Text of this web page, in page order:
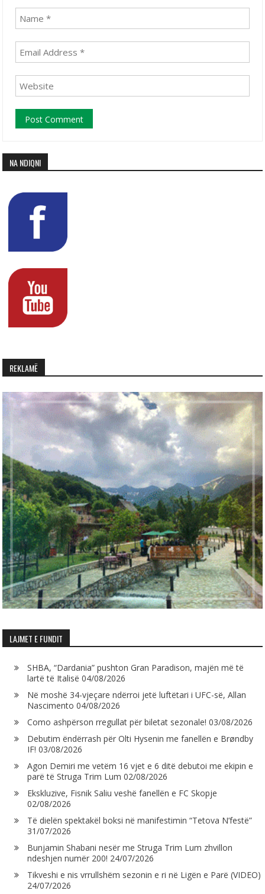
NA NDIQNI
REKLAMË
LAJMET E FUNDIT
SHBA, “Dardania” pushton Gran Paradison, majën më të
lartë të Italisë 04/08/2026
Në moshë 34-vjeçare ndërroi jetë luftëtari i UFC-së, Allan
Nascimento 04/08/2026
Como ashpërson rregullat për biletat sezonale! 03/08/2026
Debutim ëndërrash për Olti Hysenin me fanellën e Brøndby
IF! 03/08/2026
Agon Demiri me vetëm 16 vjet e 6 ditë debutoi me ekipin e
parë të Struga Trim Lum 02/08/2026
Ekskluzive, Fisnik Saliu veshë fanellën e FC Skopje
02/08/2026
Të dielën spektakël boksi në manifestimin “Tetova N’festë”
31/07/2026
Bunjamin Shabani nesër me Struga Trim Lum zhvillon
ndeshjen numër 200! 24/07/2026
Tikveshi e nis vrrullshëm sezonin e ri në Ligën e Parë (VIDEO)
24/07/2026